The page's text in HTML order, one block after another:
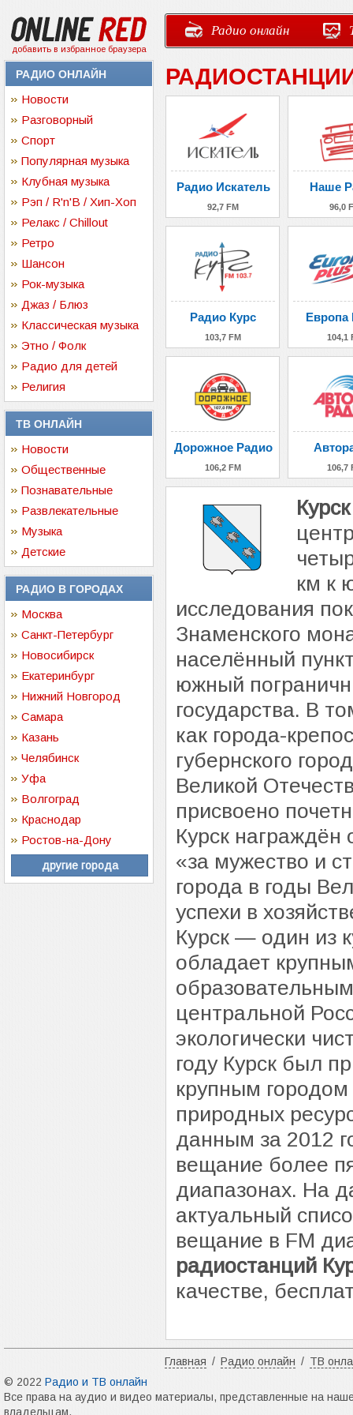
добавить в избранное браузера
Радио онлайн
РАДИО ОНЛАЙН
Новости
Разговорный
Спорт
Популярная музыка
Клубная музыка
Рэп / R'n'B / Хип-Хоп
Релакс / Chillout
Ретро
Шансон
Рок-музыка
Джаз / Блюз
Классическая музыка
Этно / Фолк
Радио для детей
Религия
ТВ ОНЛАЙН
Новости
Общественные
Познавательные
Развлекательные
Музыка
Детские
РАДИО В ГОРОДАХ
Москва
Санкт-Петербург
Новосибирск
Екатеринбург
Нижний Новгород
Самара
Казань
Челябинск
Уфа
Волгоград
Краснодар
Ростов-на-Дону
другие города
Радио Искатель
92,7 FM
Наше
96,0
Радио Курс
103,7 FM 104,1
Дорожное Радио
106,2 FM 106,7
Курск
км к
исследования
Знаменского
населённый
южный
государства. В
как города-
губернского
Великой
присвоено
Курск
«за мужество и
города в годы
успехи в
Курск — один из
обладает
центральной
экологически
году Курск был
крупным городом
природных
данным за 2012
вещание более
диапазонах. На
актуальный
вещание в FM
радиостанций
качестве,
Главная / Радио онлайн / ТВ
© 2022 Радио и ТВ онлайн
Все права на аудио и видео материалы, представленные на
владельцам.